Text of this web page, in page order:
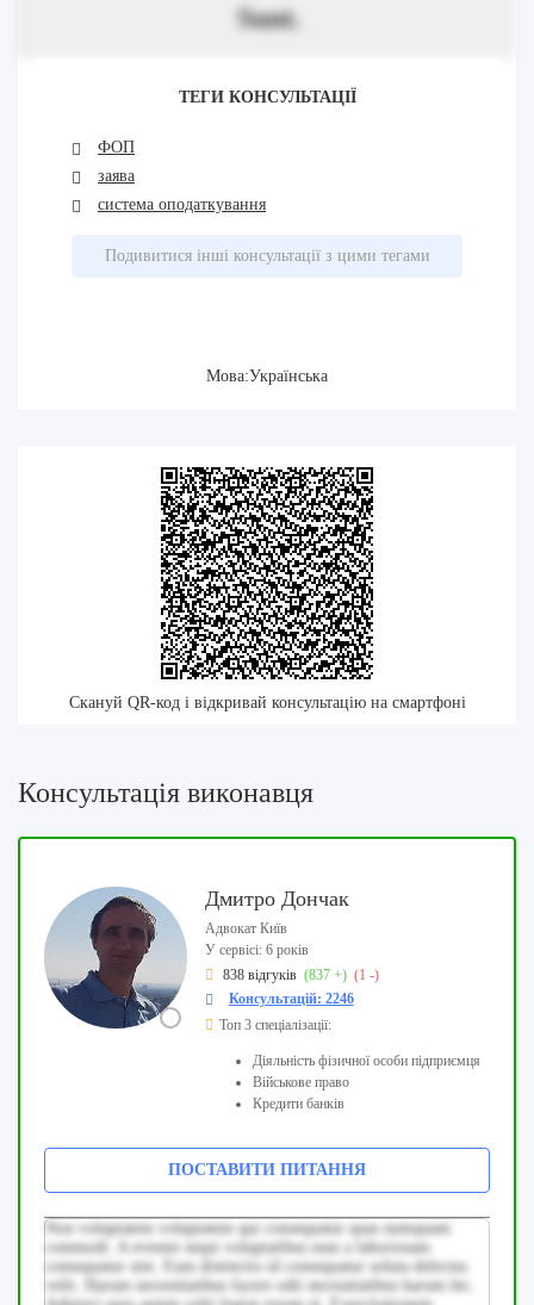
Sunt.
ТЕГИ КОНСУЛЬТАЦІЇ
ФОП
заява
система оподаткування
Подивитися інші консультації з цими тегами
Мова:Українська
Скануй QR-код і відкривай консультацію на смартфоні
Консультація виконавця
Дмитро Дончак
Адвокат Київ
У сервісі: 6 років
838 відгуків (837 +) (1 -)
Консультацій: 2246
Топ 3 спеціалізації:
Діяльність фізичної особи підприємця
Військове право
Кредити банків
ПОСТАВИТИ ПИТАННЯ
Non voluptatem voluptatem qui consequatur quas numquam
commodi. A eveniet sequi voluptatibus eum a laboriosam
consequatur sint. Eum distinctio id consequatur soluta delectus
velit. Harum necessitatibus facere odit necessitatibus harum hic.